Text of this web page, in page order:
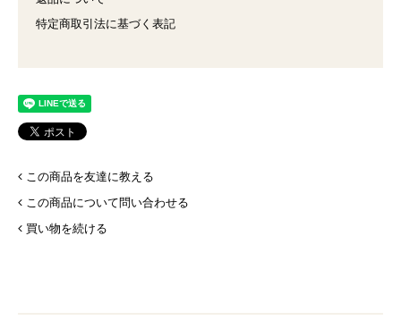
特定商取引法に基づく表記
この商品を友達に教える
この商品について問い合わせる
買い物を続ける